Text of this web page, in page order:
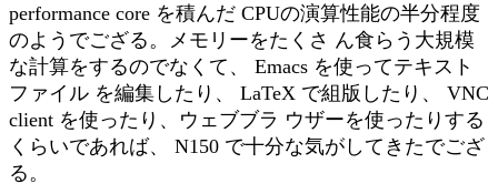
performance core を積んだ CPUの演算性能の半分程度
のようでござる。メモリーをたくさ ん食らう大規模
な計算をするのでなくて、 Emacs を使ってテキスト
ファイル を編集したり、 LaTeX で組版したり、 VNC
client を使ったり、ウェブブラ ウザーを使ったりする
くらいであれば、 N150 で十分な気がしてきたでござ
る。